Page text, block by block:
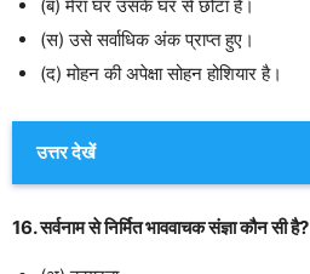
(ब) मेरा घर उसके घर से छोटा है।
(स) उसे सर्वाधिक अंक प्राप्त हुए।
(द) मोहन की अपेक्षा सोहन होशियार है।
उत्तर देखें
16. सर्वनाम से निर्मित भाववाचक संज्ञा कौन सी है?